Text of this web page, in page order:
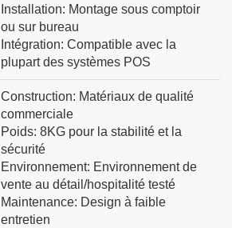
Installation: Montage sous comptoir
ou sur bureau
Intégration: Compatible avec la
plupart des systèmes POS
Construction: Matériaux de qualité
commerciale
Poids: 8KG pour la stabilité et la
sécurité
Environnement: Environnement de
vente au détail/hospitalité testé
Maintenance: Design à faible
entretien